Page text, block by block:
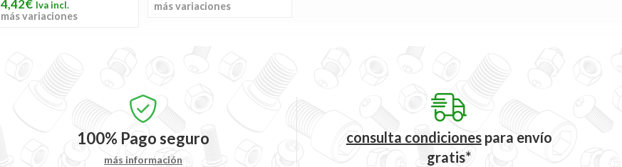
4,42€
más variaciones
más variaciones
100% Pago seguro
más información
consulta condicionespara envío
gratis*